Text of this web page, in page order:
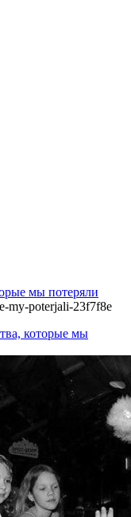
мы потеряли
my-poterjali-23f7f8e
которые мы